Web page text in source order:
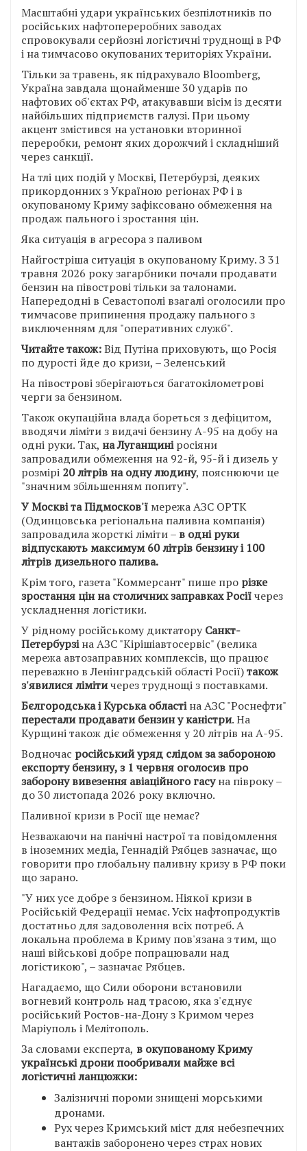
Масштабні удари українських безпілотників по
російських нафтопереробних заводах
спровокували серйозні логістичні труднощі в РФ
і на тимчасово окупованих територіях України.
Тільки за травень, як підрахувало Bloomberg,
Україна завдала щонайменше 30 ударів по
нафтових об'єктах РФ, атакувавши вісім із десяти
найбільших підприємств галузі. При цьому
акцент змістився на установки вторинної
переробки, ремонт яких дорожчий і складніший
через санкції.
На тлі цих подій у Москві, Петербурзі, деяких
прикордонних з Україною регіонах РФ і в
окупованому Криму зафіксовано обмеження на
продаж пального і зростання цін.
Яка ситуація в агресора з паливом
Найгостріша ситуація в окупованому Криму. З 31
травня 2026 року загарбники почали продавати
бензин на півострові тільки за талонами.
Напередодні в Севастополі взагалі оголосили про
тимчасове припинення продажу пального з
виключенням для "оперативних служб".
Читайте також:Від Путіна приховують, що Росія
по дурості йде до кризи, – Зеленський
На півострові зберігаються багатокілометрові
черги за бензином.
Також окупаційна влада бореться з дефіцитом,
вводячи ліміти з видачі бензину А-95 на добу на
одні руки. Так, на Луганщиніросіяни
запровадили обмеження на 92-й, 95-й і дизель у
розмірі 20 літрів на одну людину, пояснюючи це
"значним збільшенням попиту".
У Москві та Підмосков'ї мережа АЗС ОРТК
(Одинцовська регіональна паливна компанія)
запровадила жорсткі ліміти – в одні руки
відпускають максимум 60 літрів бензину і 100
літрів дизельного палива.
Крім того, газета "Коммерсант" пише про різке
зростання цін на столичних заправкахРосіїчерез
ускладнення логістики.
У рідному російському диктатору Санкт-
Петербурзіна АЗС "Кірішіавтосервіс" (велика
мережа автозаправних комплексів, що працює
переважно в Ленінградській області Росії)також
з'явилися лімітичерез труднощі з поставками.
Бєлгородська і Курська областіна АЗС "Роснефти"
перестали продавати бензин у каністри. На
Курщині також діє обмеження у 20 літрів на А-95.
Водночас російський уряд слідом за забороною
експорту бензину, з 1 червня оголосив про
заборону вивезення авіаційного гасуна півроку –
до 30 листопада 2026 року включно.
Паливної кризи в Росії ще немає?
Незважаючи на панічні настрої та повідомлення
в іноземних медіа, Геннадій Рябцев зазначає, що
говорити про глобальну паливну кризу в РФ поки
що зарано.
"У них усе добре з бензином. Ніякої кризи в
Російській Федерації немає. Усіх нафтопродуктів
достатньо для задоволення всіх потреб. А
локальна проблема в Криму пов'язана з тим, що
наші військові добре попрацювали над
логістикою", – зазначає Рябцев.
Нагадаємо, що Сили оборони встановили
вогневий контроль над трасою, яка з'єднує
російський Ростов-на-Дону з Кримом через
Маріуполь і Мелітополь.
За словами експерта, в окупованому Криму
українські дрони пообривали майже всі
логістичні ланцюжки:
Залізничні пороми знищені морськими
дронами.
Рух через Кримський міст для небезпечних
вантажів заборонено через страх нових